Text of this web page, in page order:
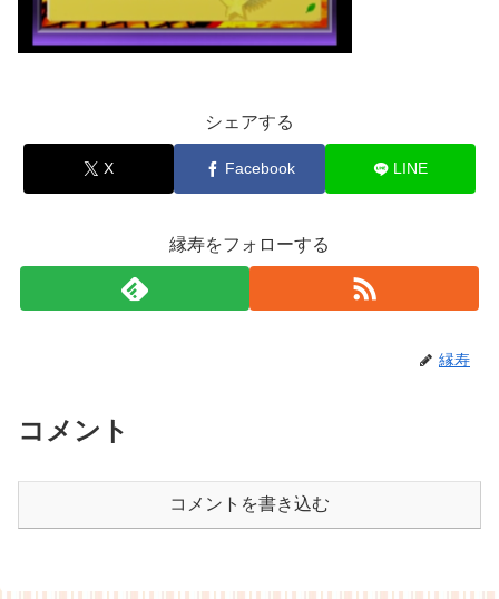
シェアする
X Facebook LINE
縁寿をフォローする
縁寿
コメント
コメントを書き込む